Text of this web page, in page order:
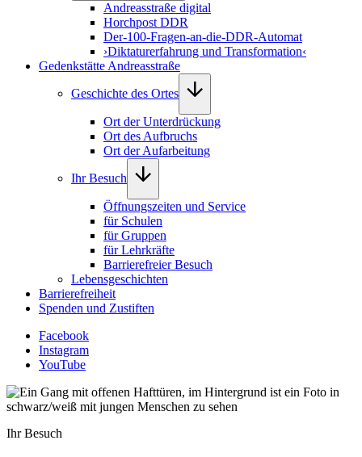
Andreasstraße digital
Horchpost DDR
Der-100-Fragen-an-die-DDR-Automat
›Diktaturerfahrung und Transformation‹
Gedenkstätte Andreasstraße
Geschichte des Ortes
Ort der Unterdrückung
Ort des Aufbruchs
Ort der Aufarbeitung
Ihr Besuch
Öffnungszeiten und Service
für Schulen
für Gruppen
für Lehrkräfte
Barrierefreier Besuch
Lebensgeschichten
Barrierefreiheit
Spenden und Zustiften
Facebook
Instagram
YouTube
Ihr Besuch